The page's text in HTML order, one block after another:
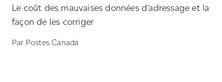
Le coût des mauvaises données d’adressage et la
façon de les corriger
Par Postes Canada